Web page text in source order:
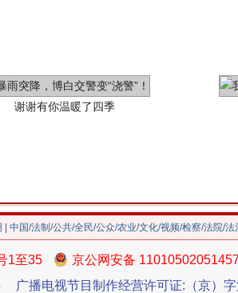
谢谢有你温暖了四季
| 中国/法制/公共/全民/公众/农业/文化/视频/检察/法院/法
1至35
京公网安备
广播电视节目制作经营许可证:（京）